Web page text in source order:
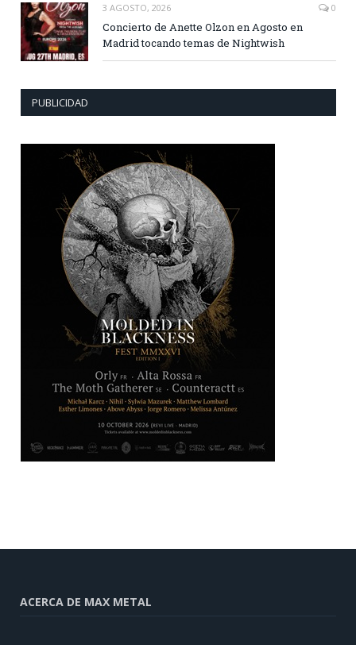
3 AGOSTO, 2026 0
Concierto de Anette Olzon en Agosto en
Madrid tocando temas de Nightwish
PUBLICIDAD
ACERCA DE MAX METAL